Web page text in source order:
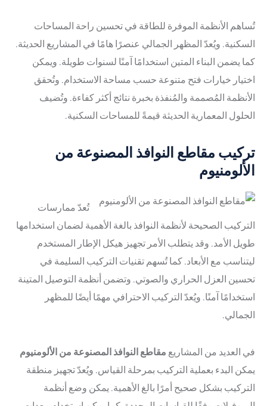
تُساهم الأنظمة الموفرة للطاقة في تحسين راحة المساحات
السكنية. ويُعدّ المظهر الجمالي عنصرًا هامًا في المشاريع الحديثة.
كما يضمن البناء المتين استخدامًا آمنًا لسنوات طويلة. ويمكن
اختيار خيارات فتح متنوعة حسب مساحة الاستخدام. وتُحقق
الأنظمة المُصممة والمُنفذة بخبرة نتائج أكثر كفاءة. وتُضيف
الحلول المعمارية الحديثة قيمةً للمساحات السكنية.
تركيب مقاطع النوافذ المصنوعة من
الألومنيوم
تُعدّ ممارسات
التركيب الصحيحة لأنظمة النوافذ بالغة الأهمية لضمان استخدامها
طويل الأمد. وقد يتطلب الأمر تجهيز هيكل الإطار المستخدم
ليتناسب مع الأبعاد. كما تُسهم تقنيات التركيب السليمة في
تحسين العزل الحراري والصوتي. وتضمن أنظمة التوصيل المتينة
استخدامًا آمنًا. ويُعدّ التركيب الاحترافي مهمًا أيضًا للمظهر
الجمالي.
في العديد من المشاريع مقاطع النوافذ المصنوعة من الألومنيوم
يمكن البدء بعملية التركيب بمرحلة القياس. ويُعدّ تجهيز منطقة
التركيب بشكل صحيح أمرًا بالغ الأهمية. يمكن وضع أنظمة